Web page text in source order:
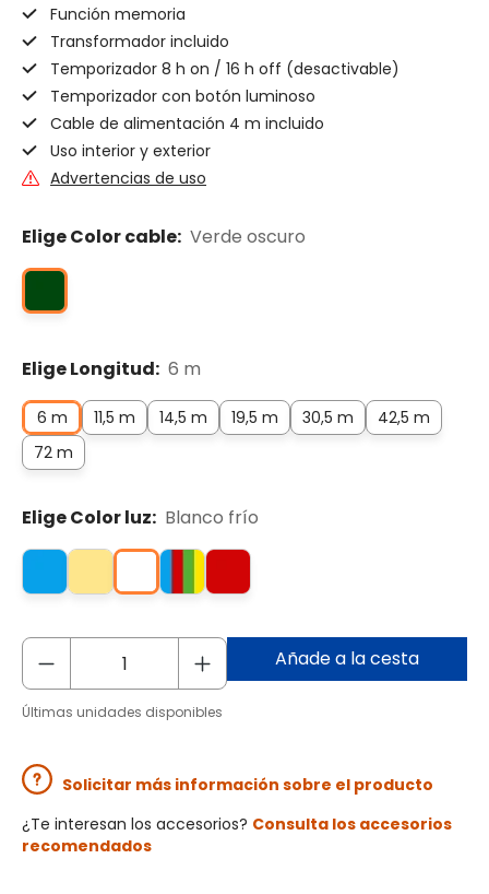
Función memoria
Transformador incluido
Temporizador 8 h on / 16 h off (desactivable)
Temporizador con botón luminoso
Cable de alimentación 4 m incluido
Uso interior y exterior
Advertencias de uso
Elige Color cable: Verde oscuro
Elige Longitud: 6 m
6 m 11,5 m 14,5 m 19,5 m 30,5 m
42,5 m
72 m
Elige Color luz: Blanco frío
Añade a la cesta
Últimas unidades disponibles
Solicitar más información sobre el producto
¿Te interesan los accesorios? Consulta los accesorios
recomendados